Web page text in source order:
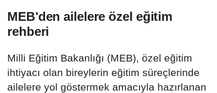
MEB'den ailelere özel eğitim
rehberi
Milli Eğitim Bakanlığı (MEB), özel eğitim
ihtiyacı olan bireylerin eğitim süreçlerinde
ailelere yol göstermek amacıyla hazırlanan